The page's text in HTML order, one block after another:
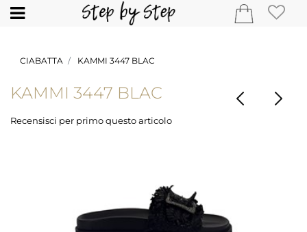
Open
CIABATTA KAMMI 3447 BLAC
KAMMI 3447 BLAC
Recensisci per primo questo articolo